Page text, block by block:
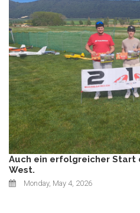
Auch ein erfolgreicher Start
West.
Monday, May 4, 2026